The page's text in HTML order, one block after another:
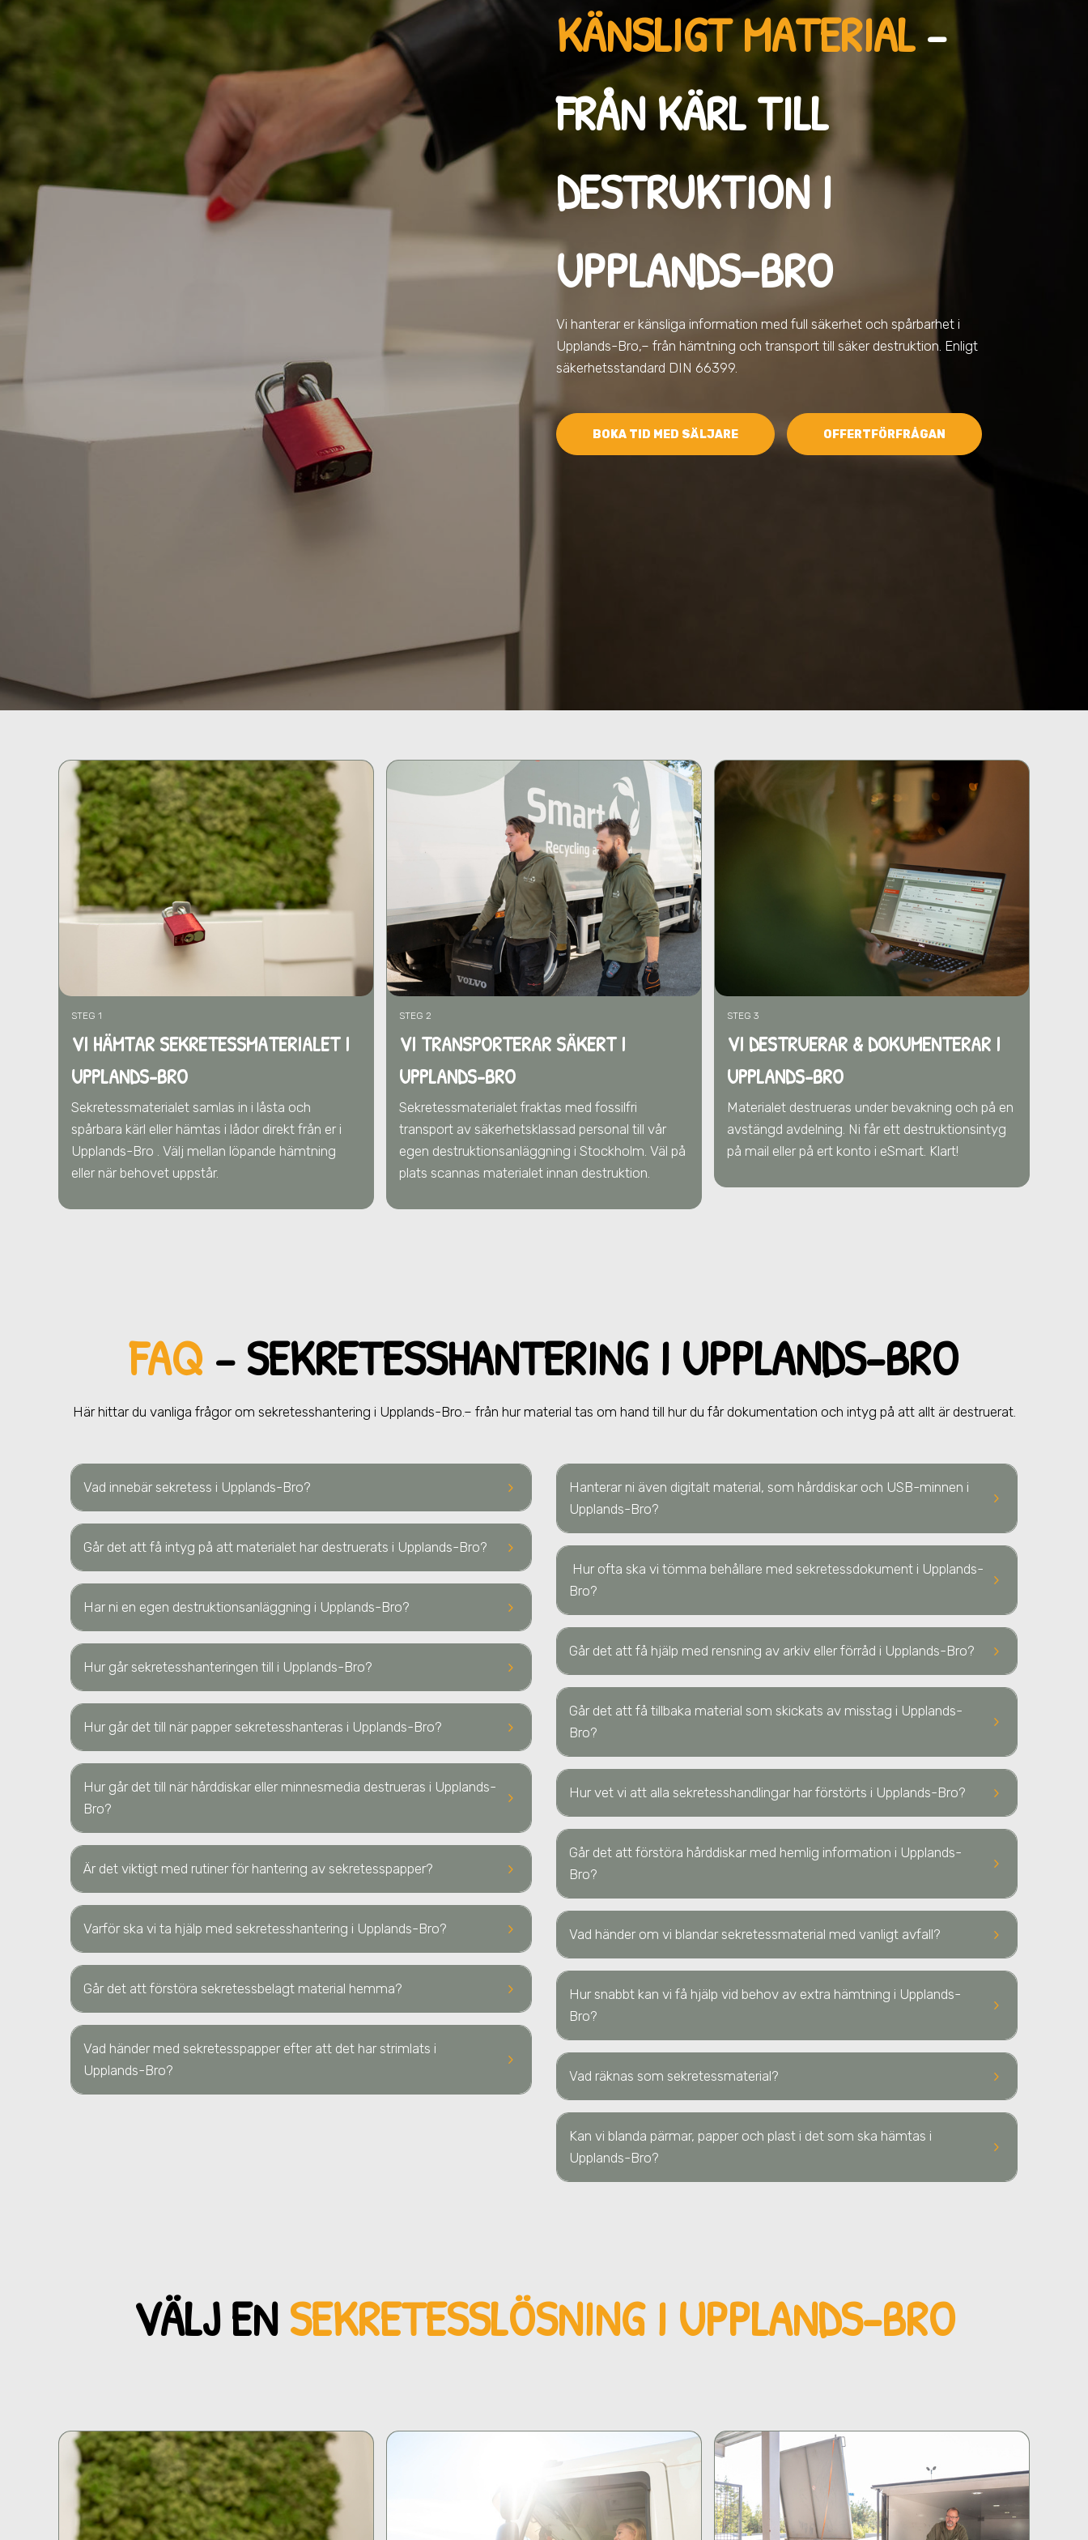
KÄNSLIGT MATERIAL–
FRÅN KÄRL TILL
DESTRUKTION I
UPPLANDS-BRO
Vi hanterar er känsliga information med full säkerhet och spårbarhet i
Upplands-Bro,– från hämtning och transport till säker destruktion. Enligt
säkerhetsstandard DIN 66399.
BOKA TID MED SÄLJARE OFFERTFÖRFRÅGAN
STEG 1
VI HÄMTAR SEKRETESSMATERIALET I
UPPLANDS-BRO
Sekretessmaterialet samlas in i låsta och
spårbara kärl eller hämtas i lådor direkt från er i
Upplands-Bro . Välj mellan löpande hämtning
eller när behovet uppstår.
STEG 2
VI TRANSPORTERAR SÄKERT I
UPPLANDS-BRO
Sekretessmaterialet fraktas med fossilfri
transport av säkerhetsklassad personal till vår
egen destruktionsanläggning i Stockholm. Väl på
plats scannas materialet innan destruktion.
STEG 3
VI DESTRUERAR & DOKUMENTERAR I
UPPLANDS-BRO
Materialet destrueras under bevakning och på en
avstängd avdelning. Ni får ett destruktionsintyg
på mail eller på ert konto i eSmart. Klart!
FAQ– SEKRETESSHANTERINGI UPPLANDS-BRO
Här hittar du vanliga frågor om sekretesshantering i Upplands-Bro.– från hur material tas om hand till hur du får dokumentation och intyg på att allt är destruerat.
keyboard_arrow_right
Vad innebär sekretess i Upplands-Bro?
keyboard_arrow_right
Går det att få intyg på att materialet har destruerats i Upplands-Bro?
keyboard_arrow_right
Har ni en egen destruktionsanläggning i Upplands-Bro?
keyboard_arrow_right
Hur går sekretesshanteringen till i Upplands-Bro?
keyboard_arrow_right
Hur går det till när papper sekretesshanteras i Upplands-Bro?
keyboard_arrow_right
Hur går det till när hårddiskar eller minnesmedia destrueras i Upplands-
Bro?
keyboard_arrow_right
Är det viktigt med rutiner för hantering av sekretesspapper?
keyboard_arrow_right
Varför ska vi ta hjälp med sekretesshantering i Upplands-Bro?
keyboard_arrow_right
Går det att förstöra sekretessbelagt material hemma?
keyboard_arrow_right
Vad händer med sekretesspapper efter att det har strimlats i
Upplands-Bro?
keyboard_arrow_right
Hanterar ni även digitalt material, som hårddiskar och USB-minnen i
Upplands-Bro?
keyboard_arrow_right
Hur ofta ska vi tömma behållare med sekretessdokument i Upplands-
Bro?
keyboard_arrow_right
Går det att få hjälp med rensning av arkiv eller förråd i Upplands-Bro?
keyboard_arrow_right
Går det att få tillbaka material som skickats av misstag i Upplands-
Bro?
keyboard_arrow_right
Hur vet vi att alla sekretesshandlingar har förstörts i Upplands-Bro?
keyboard_arrow_right
Går det att förstöra hårddiskar med hemlig information i Upplands-
Bro?
keyboard_arrow_right
Vad händer om vi blandar sekretessmaterial med vanligt avfall?
keyboard_arrow_right
Hur snabbt kan vi få hjälp vid behov av extra hämtning i Upplands-
Bro?
keyboard_arrow_right
Vad räknas som sekretessmaterial?
keyboard_arrow_right
Kan vi blanda pärmar, papper och plast i det som ska hämtas i
Upplands-Bro?
VÄLJ ENSEKRETESSLÖSNING I UPPLANDS-BRO